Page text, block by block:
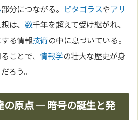
部分につながる。 ピタゴラスやアリ
は、数千年を超えて受け継がれ、
る情報技術の中に息づいている。
ことで、情報学の壮大な歴史が身
ろう。
の原点 — 暗号の誕生と発